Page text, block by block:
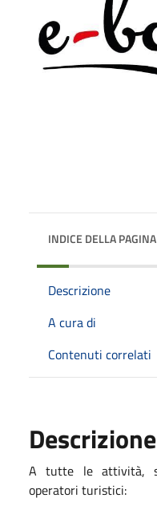
INDICE DELLA PAGINA
Descrizione
A cura di
Contenuti correlati
Descrizione
A tutte le attività,
operatori turistici: